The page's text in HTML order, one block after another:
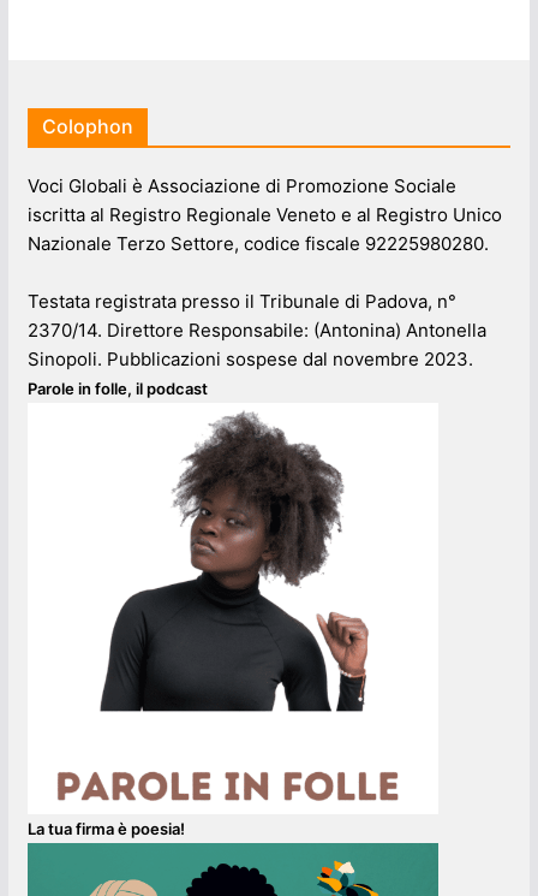
Colophon
Voci Globali è Associazione di Promozione Sociale
iscritta al Registro Regionale Veneto e al Registro Unico
Nazionale Terzo Settore, codice fiscale 92225980280.
Testata registrata presso il Tribunale di Padova, n°
2370/14. Direttore Responsabile: (Antonina) Antonella
Sinopoli. Pubblicazioni sospese dal novembre 2023.
Parole in folle, il podcast
La tua firma è poesia!